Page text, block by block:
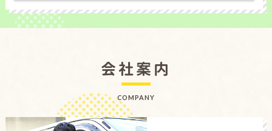
会社案内
COMPANY